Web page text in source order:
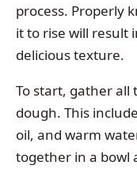
process. Properly
it to rise will result
delicious texture.
To start, gather
dough. This
oil, and warm
together in a bowl